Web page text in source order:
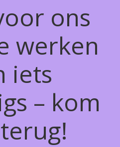
ons
werken
iets
– kom